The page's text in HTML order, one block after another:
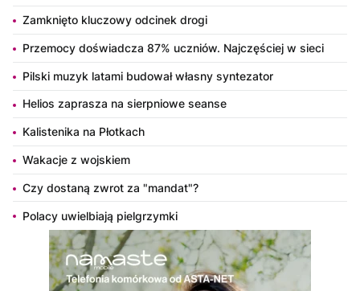
Zamknięto kluczowy odcinek drogi
Przemocy doświadcza 87% uczniów. Najczęściej w sieci
Pilski muzyk latami budował własny syntezator
Helios zaprasza na sierpniowe seanse
Kalistenika na Płotkach
Wakacje z wojskiem
Czy dostaną zwrot za "mandat"?
Polacy uwielbiają pielgrzymki